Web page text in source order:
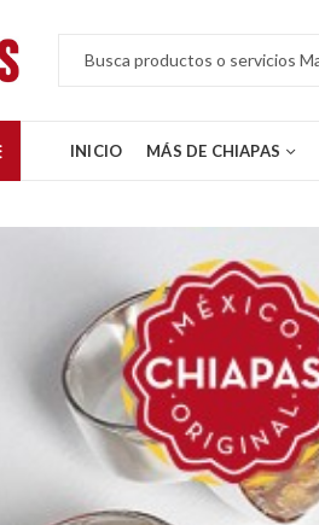
INICIO MÁS DE CHIAPAS